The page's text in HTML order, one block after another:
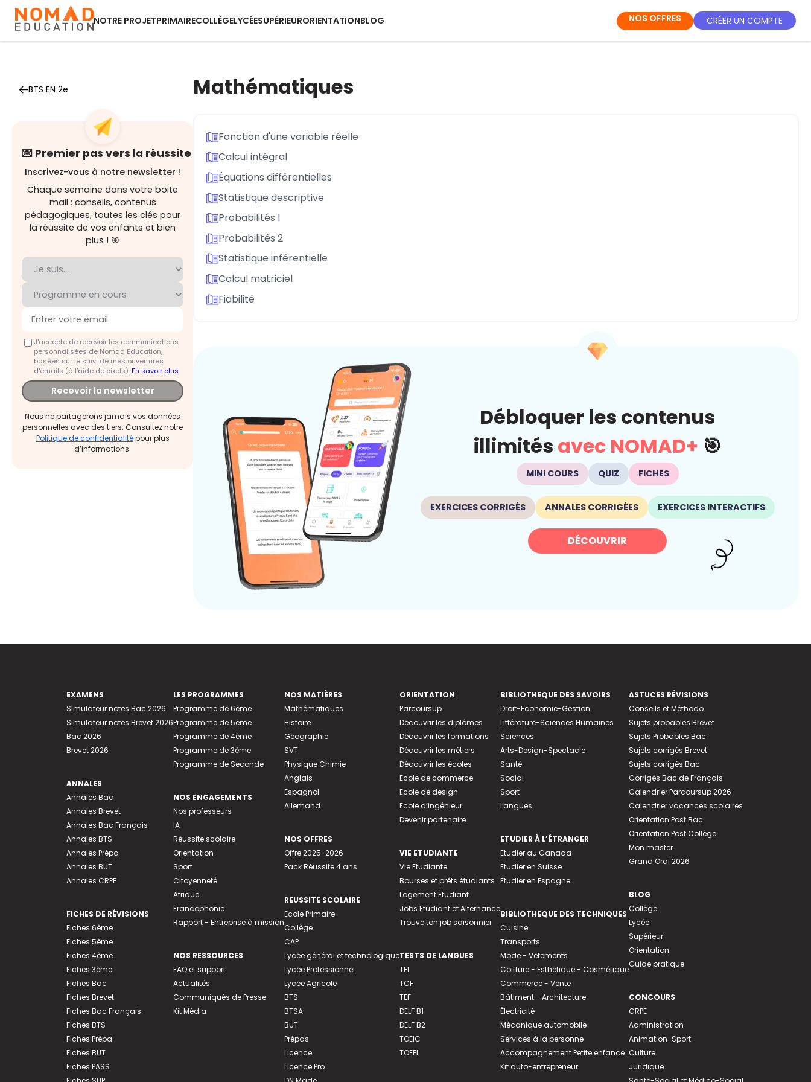
NOTRE PROJETPRIMAIRECOLLÈGELYCÉESUPÉRIEURORIENTATIONBLOG NOS OFFRES CRÉER UN COMPTE
BTS EN 2e
💌 Premier pas vers la réussite
Inscrivez-vous à notre newsletter !
Chaque semaine dans votre boite
mail : conseils, contenus
pédagogiques, toutes les clés pour
la réussite de vos enfants et bien
plus ! 🎯
J'accepte de recevoir les communications
personnalisées de Nomad Education,
basées sur le suivi de mes ouvertures
d'emails (à l’aide de pixels).En savoir plus
Recevoir la newsletter
Nous ne partagerons jamais vos données
personnelles avec des tiers. Consultez notre
Politique de confidentialitépour plus
d’informations.
Mathématiques
Fonction d'une variable réelle
Calcul intégral
Équations différentielles
Statistique descriptive
Probabilités 1
Probabilités 2
Statistique inférentielle
Calcul matriciel
Fiabilité
Débloquer les contenus
illimités avec NOMAD+ 🎯
MINI COURS QUIZ FICHES
EXERCICES CORRIGÉS ANNALES CORRIGÉES EXERCICES INTERACTIFS
DÉCOUVRIR
EXAMENS
Simulateur notes Bac 2026
Simulateur notes Brevet 2026
Bac 2026
Brevet 2026
ANNALES
Annales Bac
Annales Brevet
Annales Bac Français
Annales BTS
Annales Prépa
Annales BUT
Annales CRPE
FICHES DE RÉVISIONS
Fiches 6ème
Fiches 5ème
Fiches 4ème
Fiches 3ème
Fiches Bac
Fiches Brevet
Fiches Bac Français
Fiches BTS
Fiches Prépa
Fiches BUT
Fiches PASS
LES PROGRAMMES
Programme de 6ème
Programme de 5ème
Programme de 4ème
Programme de 3ème
Programme de Seconde
NOS ENGAGEMENTS
Nos professeurs
IA
Réussite scolaire
Orientation
Sport
Citoyenneté
Afrique
Francophonie
Rapport - Entreprise à mission
NOS RESSOURCES
FAQ et support
Actualités
Communiqués de Presse
Kit Média
NOS MATIÈRES
Mathématiques
Histoire
Géographie
SVT
Physique Chimie
Anglais
Espagnol
Allemand
NOS OFFRES
Offre 2025-2026
Pack Réussite 4 ans
REUSSITE SCOLAIRE
Ecole Primaire
Collège
CAP
Lycée général et technologique
Lycée Professionnel
Lycée Agricole
BTS
BTSA
BUT
Prépas
Licence
Licence Pro
ORIENTATION
Parcoursup
Découvrir les diplômes
Découvrir les formations
Découvrir les métiers
Découvrir les écoles
Ecole de commerce
Ecole de design
Ecole d’ingénieur
Devenir partenaire
VIE ETUDIANTE
Vie Etudiante
Bourses et prêts étudiants
Logement Etudiant
Jobs Etudiant et Alternance
Trouve ton job saisonnier
TESTS DE LANGUES
TFI
TCF
TEF
DELF B1
DELF B2
TOEIC
TOEFL
BIBLIOTHEQUE DES SAVOIRS
Droit-Economie-Gestion
Littérature-Sciences Humaines
Sciences
Arts-Design-Spectacle
Santé
Social
Sport
Langues
ETUDIER À L’ÉTRANGER
Etudier au Canada
Etudier en Suisse
Etudier en Espagne
BIBLIOTHEQUE DES TECHNIQUES
Cuisine
Transports
Mode - Vêtements
Coiffure - Esthétique - Cosmétique
Commerce - Vente
Bâtiment - Architecture
Électricité
Mécanique automobile
Services à la personne
Accompagnement Petite enfance
Kit auto-entrepreneur
ASTUCES RÉVISIONS
Conseils et Méthodo
Sujets probables Brevet
Sujets Probables Bac
Sujets corrigés Brevet
Sujets corrigés Bac
Corrigés Bac de Français
Calendrier Parcoursup 2026
Calendrier vacances scolaires
Orientation Post Bac
Orientation Post Collège
Mon master
Grand Oral 2026
BLOG
Collège
Lycée
Supérieur
Orientation
Guide pratique
CONCOURS
CRPE
Administration
Animation-Sport
Culture
Juridique